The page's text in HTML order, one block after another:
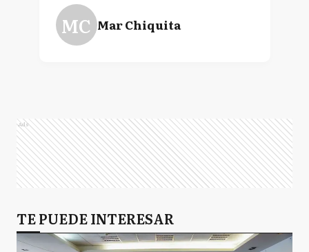
MC Mar Chiquita
Ads
TE PUEDE INTERESAR